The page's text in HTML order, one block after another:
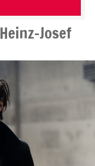
Heinz-Josef